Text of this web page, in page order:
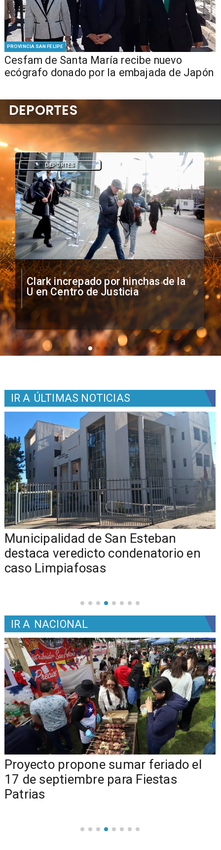
PROVINCIA SAN FELIPE
Cesfam de Santa María recibe nuevo
ecógrafo donado por la embajada de Japón
Vozinha firma contrato con Colo
Colo como nuevo arquero
DEPORTES
DEPORTES
IR A ÚLTIMAS NOTICIAS
Municipalidad de San Esteban
destaca veredicto condenatorio en
caso Limpiafosas
IR A NACIONAL
Proyecto propone sumar feriado el
17 de septiembre para Fiestas
Patrias